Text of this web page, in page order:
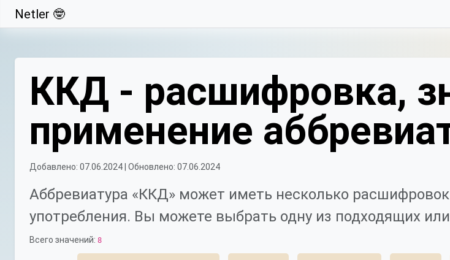
Свернуть
Netler 🤓
ККД - расшифровка,
применение
Добавлено: 07.06.2024 | Обновлено: 07.06.2024
Аббревиатура «ККД» может иметь несколько
употребления. Вы можете выбрать одну из подходящих
Всего значений: 8